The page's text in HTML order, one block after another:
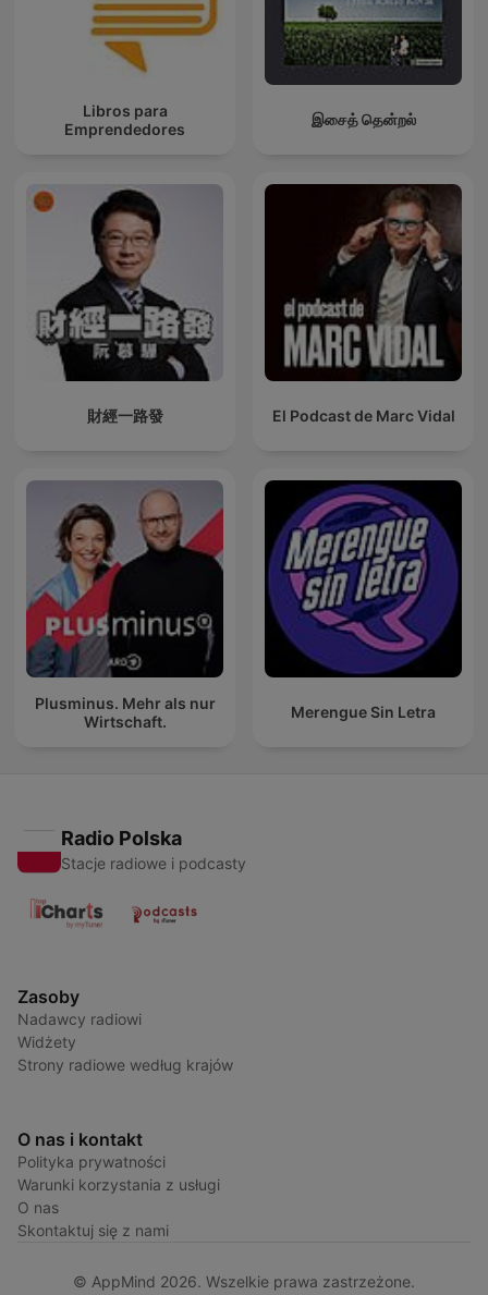
Libros para
Emprendedores
இசைத் தென்றல்
財經一路發 El Podcast de Marc Vidal
Plusminus. Mehr als nur
Wirtschaft.
Merengue Sin Letra
Radio Polska
Stacje radiowe i podcasty
Zasoby
Nadawcy radiowi
Widżety
Strony radiowe według krajów
O nas i kontakt
Polityka prywatności
Warunki korzystania z usługi
O nas
Skontaktuj się z nami
© AppMind 2026. Wszelkie prawa zastrzeżone.